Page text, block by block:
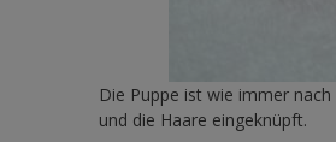
Die Puppe ist wie immer nach
und die Haare eingeknüpft.